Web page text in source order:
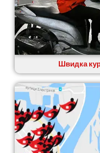
Швидка